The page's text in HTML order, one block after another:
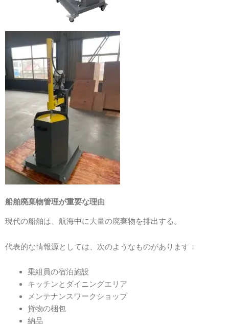
船舶廃棄物管理が重要な理由
現代の船舶は、航海中に大量の廃棄物を排出する。
代表的な情報源としては、次のようなものがあります：
乗組員の宿泊施設
キッチンとダイニングエリア
メンテナンスワークショップ
貨物の梱包
納品